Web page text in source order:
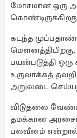
மோசமான ஒரு
கடந்த
பயன்படுத்தி
உருவாக்கத்
அறுவடை
விடுதலை
தமக்கான
பலவீனம்